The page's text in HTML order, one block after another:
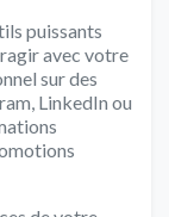
puissants
avec votre
sur des
LinkedIn ou